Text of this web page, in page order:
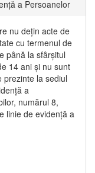
a Persoanelor
nu dețin acte de
cu termenul de
până la sfârșitul
14 ani și nu sunt
prezinte la sediul
a
numărul 8,
linie de evidență a